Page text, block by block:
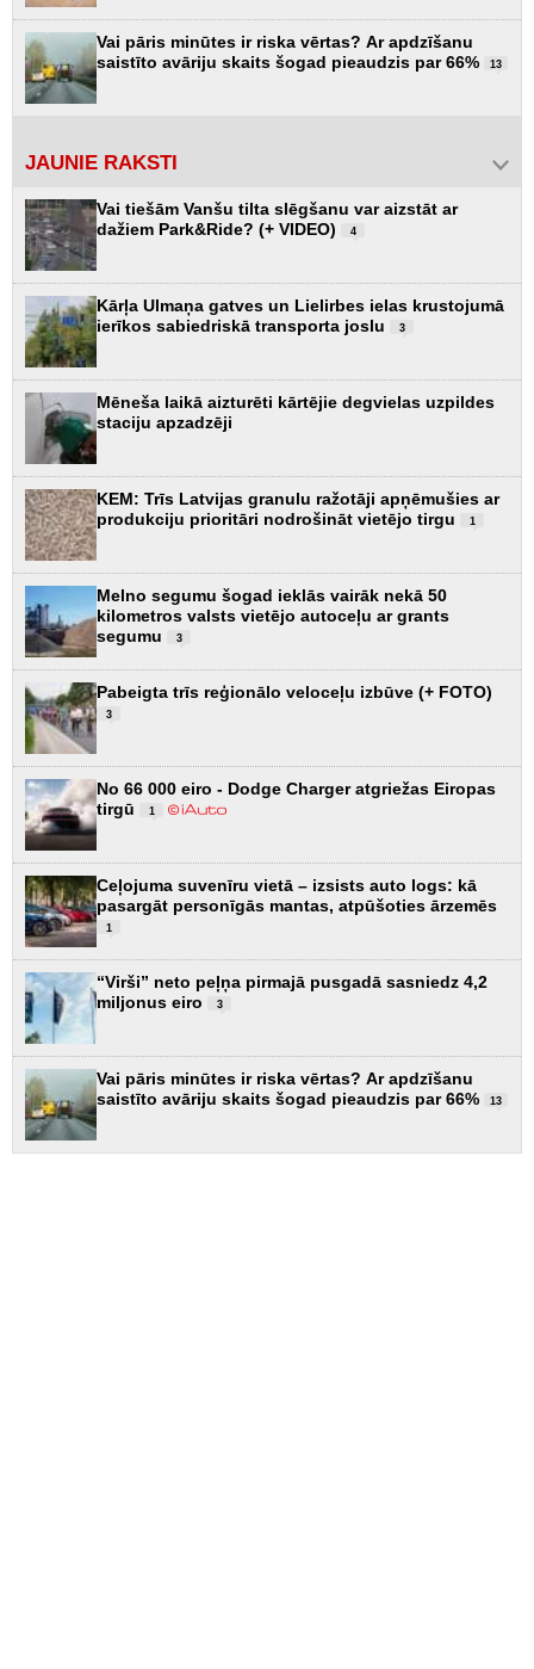
Vai pāris minūtes ir riska vērtas? Ar apdzīšanu
saistīto avāriju skaits šogad pieaudzis par 66%
13
JAUNIE RAKSTI
Vai tiešām Vanšu tilta slēgšanu var aizstāt ar
dažiem Park&Ride? (+ VIDEO)
4
Kārļa Ulmaņa gatves un Lielirbes ielas krustojumā
ierīkos sabiedriskā transporta joslu
3
Mēneša laikā aizturēti kārtējie degvielas uzpildes
staciju apzadzēji
KEM: Trīs Latvijas granulu ražotāji apņēmušies ar
produkciju prioritāri nodrošināt vietējo tirgu
1
Melno segumu šogad ieklās vairāk nekā 50
kilometros valsts vietējo autoceļu ar grants
segumu
3
Pabeigta trīs reģionālo veloceļu izbūve (+ FOTO)
3
No 66 000 eiro - Dodge Charger atgriežas Eiropas
tirgū
1
Ceļojuma suvenīru vietā – izsists auto logs: kā
pasargāt personīgās mantas, atpūšoties ārzemēs
1
“Virši” neto peļņa pirmajā pusgadā sasniedz 4,2
miljonus eiro
3
Vai pāris minūtes ir riska vērtas? Ar apdzīšanu
saistīto avāriju skaits šogad pieaudzis par 66%
13